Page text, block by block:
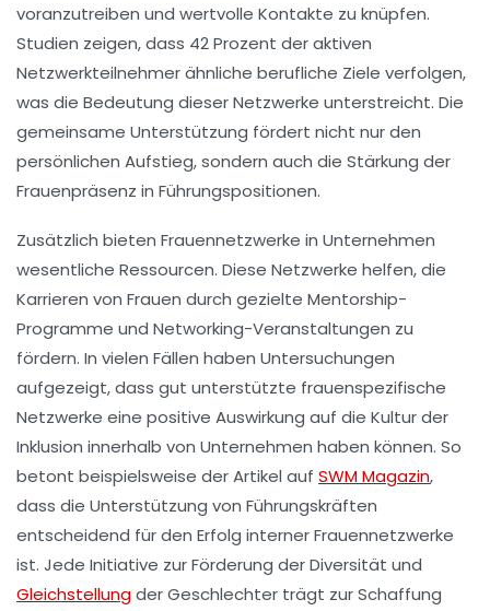
voranzutreiben und wertvolle Kontakte zu knüpfen.
Studien zeigen, dass 42 Prozent der aktiven
Netzwerkteilnehmer ähnliche berufliche Ziele verfolgen,
was die Bedeutung dieser Netzwerke unterstreicht. Die
gemeinsame Unterstützung fördert nicht nur den
persönlichen Aufstieg, sondern auch die Stärkung der
Frauenpräsenz in Führungspositionen.
Zusätzlich bieten Frauennetzwerke in Unternehmen
wesentliche Ressourcen. Diese Netzwerke helfen, die
Karrieren von Frauen durch gezielte Mentorship-
Programme und Networking-Veranstaltungen zu
fördern. In vielen Fällen haben Untersuchungen
aufgezeigt, dass gut unterstützte frauenspezifische
Netzwerke eine positive Auswirkung auf die Kultur der
Inklusion innerhalb von Unternehmen haben können. So
betont beispielsweise der Artikel auf SWM Magazin,
dass die Unterstützung von Führungskräften
entscheidend für den Erfolg interner Frauennetzwerke
ist. Jede Initiative zur Förderung derDiversität und
Gleichstellungder Geschlechter trägt zur Schaffung